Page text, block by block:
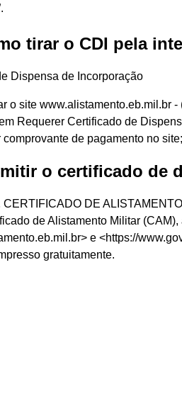
tirar o CDI pela
Dispensa de Incorporação
o site www.alistamento.eb.mil.br -
Requerer Certificado de
comprovante de pagamento no site;
o certificado de
CERTIFICADO DE
de Alistamento Militar
e <https://
gratuitamente.